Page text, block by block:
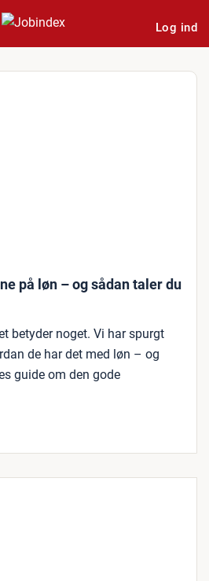
Log ind
på løn – og sådan taler du
betyder noget. Vi har spurgt
de har det med løn – og
guide om den gode